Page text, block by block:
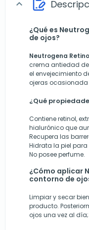
expand_more
¿Qué es
de ojos?
Neutrogena
crema antiedad
el envejecimiento
ojeras
¿Qué
Contiene retinol,
hialurónico que
Recupera las
Hidrata la piel
No posee perfume.
¿Cómo aplicar
contorno de
Limpiar y secar
producto.
ojos una vez al